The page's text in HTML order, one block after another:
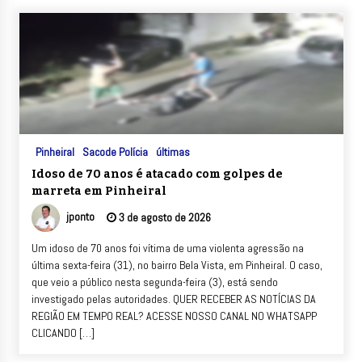
Pinheiral Sacode Polícia últimas
Idoso de 70 anos é atacado com golpes de
marreta em Pinheiral
jponto 3 de agosto de 2026
Um idoso de 70 anos foi vítima de uma violenta agressão na
última sexta-feira (31), no bairro Bela Vista, em Pinheiral. O caso,
que veio a público nesta segunda-feira (3), está sendo
investigado pelas autoridades. QUER RECEBER AS NOTÍCIAS DA
REGIÃO EM TEMPO REAL? ACESSE NOSSO CANAL NO WHATSAPP
CLICANDO […]